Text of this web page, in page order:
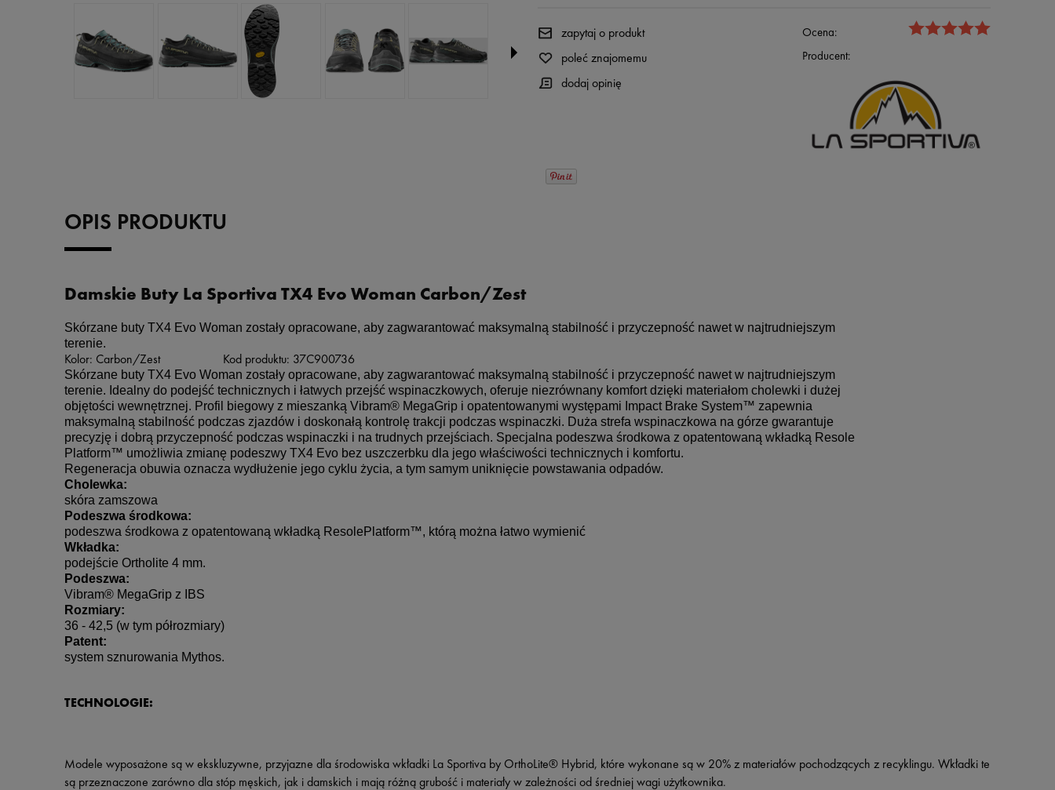
Ocena:
Producent:
zapytaj o produkt
poleć znajomemu
dodaj opinię
OPIS PRODUKTU
Damskie Buty La Sportiva TX4 Evo Woman Carbon/Zest
Skórzane buty TX4 Evo Woman zostały opracowane, aby zagwarantować maksymalną stabilność i przyczepność nawet w najtrudniejszym
terenie.
Kolor: Carbon/Zest Kod produktu: 37C900736
Skórzane buty TX4 Evo Woman zostały opracowane, aby zagwarantować maksymalną stabilność i przyczepność nawet w najtrudniejszym
terenie. Idealny do podejść technicznych i łatwych przejść wspinaczkowych, oferuje niezrównany komfort dzięki materiałom cholewki i dużej
objętości wewnętrznej. Profil biegowy z mieszanką Vibram® MegaGrip i opatentowanymi występami Impact Brake System™ zapewnia
maksymalną stabilność podczas zjazdów i doskonałą kontrolę trakcji podczas wspinaczki. Duża strefa wspinaczkowa na górze gwarantuje
precyzję i dobrą przyczepność podczas wspinaczki i na trudnych przejściach. Specjalna podeszwa środkowa z opatentowaną wkładką Resole
Platform™ umożliwia zmianę podeszwy TX4 Evo bez uszczerbku dla jego właściwości technicznych i komfortu.
Regeneracja obuwia oznacza wydłużenie jego cyklu życia, a tym samym uniknięcie powstawania odpadów.
Cholewka:
skóra zamszowa
Podeszwa środkowa:
podeszwa środkowa z opatentowaną wkładką ResolePlatform™, którą można łatwo wymienić
Wkładka:
podejście Ortholite 4 mm.
Podeszwa:
Vibram® MegaGrip z IBS
Rozmiary:
36 - 42,5 (w tym półrozmiary)
Patent:
system sznurowania Mythos.
TECHNOLOGIE:
Modele wyposażone są w ekskluzywne, przyjazne dla środowiska wkładki La Sportiva by OrthoLite® Hybrid, które wykonane są w 20% z materiałów pochodzących z recyklingu. Wkładki te
są przeznaczone zarówno dla stóp męskich, jak i damskich i mają różną grubość i materiały w zależności od średniej wagi użytkownika.